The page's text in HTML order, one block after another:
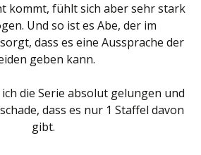
kommt, fühlt sich aber sehr stark
Und so ist es Abe, der im
dass es eine Aussprache der
geben kann.
die Serie absolut gelungen und
dass es nur 1 Staffel davon
gibt.